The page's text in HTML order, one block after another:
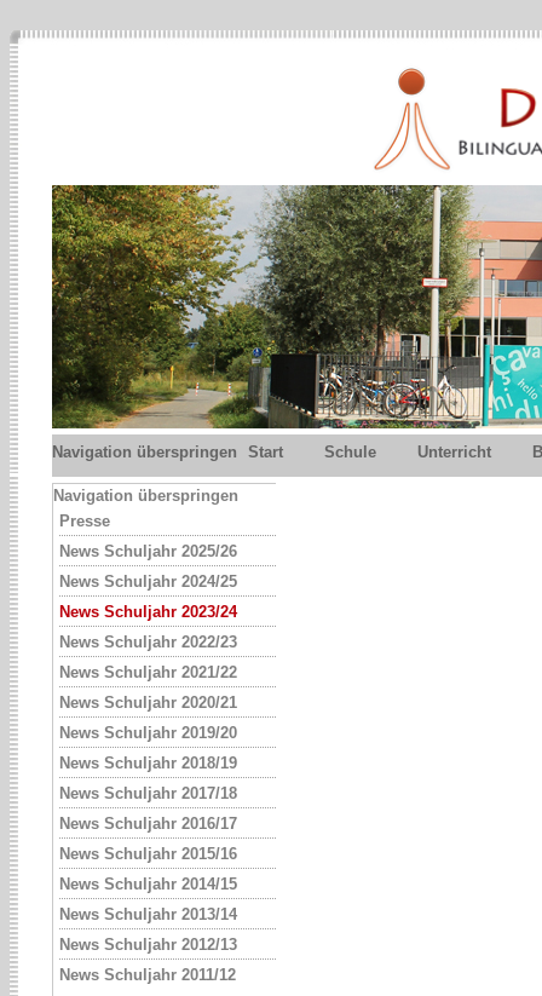
Navigation überspringen Start Schule Unterricht
Navigation überspringen
Presse
News Schuljahr 2025/26
News Schuljahr 2024/25
News Schuljahr 2023/24
News Schuljahr 2022/23
News Schuljahr 2021/22
News Schuljahr 2020/21
News Schuljahr 2019/20
News Schuljahr 2018/19
News Schuljahr 2017/18
News Schuljahr 2016/17
News Schuljahr 2015/16
News Schuljahr 2014/15
News Schuljahr 2013/14
News Schuljahr 2012/13
News Schuljahr 2011/12